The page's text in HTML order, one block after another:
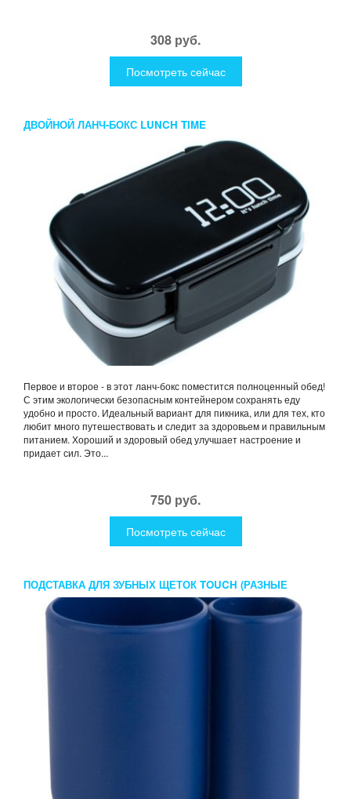
308 руб.
Посмотреть сейчас
ДВОЙНОЙ ЛАНЧ-БОКС LUNCH TIME
Первое и второе - в этот ланч-бокс поместится полноценный обед!
С этим экологически безопасным контейнером сохранять еду
удобно и просто. Идеальный вариант для пикника, или для тех, кто
любит много путешествовать и следит за здоровьем и правильным
питанием. Хороший и здоровый обед улучшает настроение и
придает сил. Это...
750 руб.
Посмотреть сейчас
ПОДСТАВКА ДЛЯ ЗУБНЫХ ЩЕТОК TOUCH (РАЗНЫЕ
ЦВЕТА)